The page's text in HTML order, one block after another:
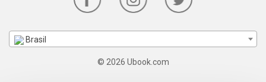
Brasil
© 2026 Ubook.com